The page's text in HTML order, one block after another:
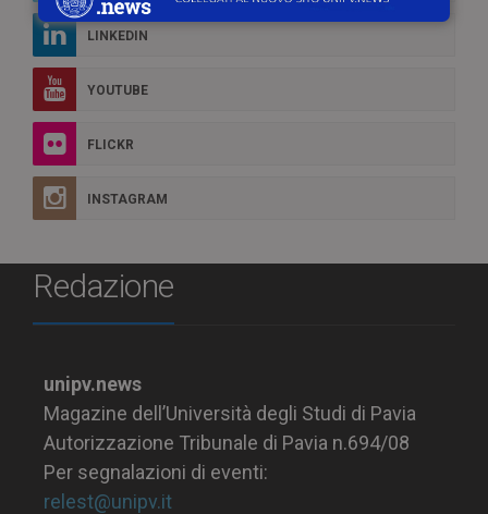
LINKEDIN
YOUTUBE
FLICKR
INSTAGRAM
Redazione
unipv.news
Magazine dell’Università degli Studi di Pavia
Autorizzazione Tribunale di Pavia n.694/08
Per segnalazioni di eventi:
relest@unipv.it